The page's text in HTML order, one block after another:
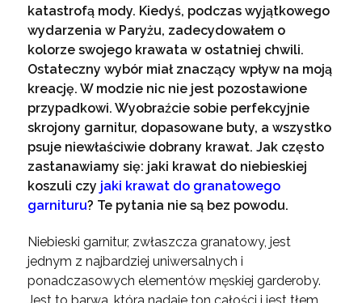
katastrofą mody. Kiedyś, podczas wyjątkowego
wydarzenia w Paryżu, zadecydowałem o
kolorze swojego krawata w ostatniej chwili.
Ostateczny wybór miał znaczący wpływ na moją
kreację. W modzie nic nie jest pozostawione
przypadkowi. Wyobraźcie sobie perfekcyjnie
skrojony garnitur, dopasowane buty, a wszystko
psuje niewłaściwie dobrany krawat. Jak często
zastanawiamy się: jaki krawat do niebieskiej
koszuli czy jaki krawat do granatowego
garnituru? Te pytania nie są bez powodu.
Niebieski garnitur, zwłaszcza granatowy, jest
jednym z najbardziej uniwersalnych i
ponadczasowych elementów męskiej garderoby.